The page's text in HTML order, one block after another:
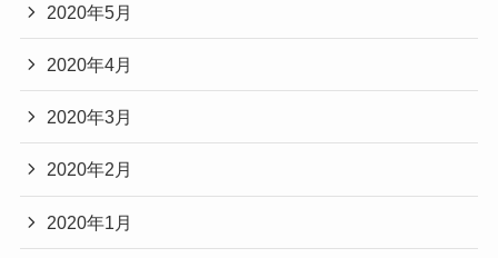
2020年5月
2020年4月
2020年3月
2020年2月
2020年1月